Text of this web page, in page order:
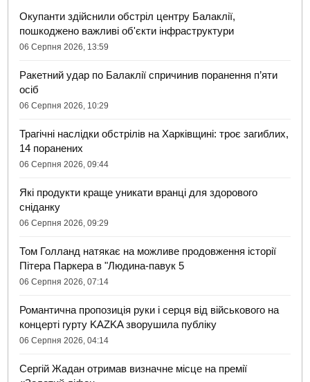
Окупанти здійснили обстріл центру Балаклії,
пошкоджено важливі об'єкти інфраструктури
06 Серпня 2026, 13:59
Ракетний удар по Балаклії спричинив поранення п’яти
осіб
06 Серпня 2026, 10:29
Трагічні наслідки обстрілів на Харківщині: троє загиблих,
14 поранених
06 Серпня 2026, 09:44
Які продукти краще уникати вранці для здорового
сніданку
06 Серпня 2026, 09:29
Том Голланд натякає на можливе продовження історії
Пітера Паркера в "Людина-павук 5
06 Серпня 2026, 07:14
Романтична пропозиція руки і серця від військового на
концерті гурту KAZKA зворушила публіку
06 Серпня 2026, 04:14
Сергій Жадан отримав визначне місце на премії